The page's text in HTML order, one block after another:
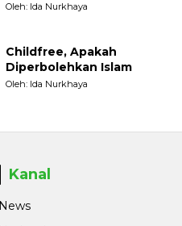
Oleh: Ida Nurkhaya
Childfree, Apakah
Diperbolehkan Islam
Oleh: Ida Nurkhaya
Kanal
News